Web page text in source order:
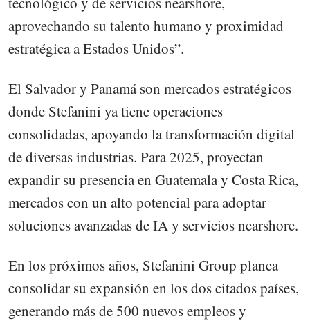
aprovechando su talento humano y proximidad
estratégica a Estados Unidos”.
El Salvador y Panamá son mercados estratégicos
donde Stefanini ya tiene operaciones
consolidadas, apoyando la transformación digital
de diversas industrias. Para 2025, proyectan
expandir su presencia en Guatemala y Costa Rica,
mercados con un alto potencial para adoptar
soluciones avanzadas de IA y servicios nearshore.
En los próximos años, Stefanini Group planea
consolidar su expansión en los dos citados países,
generando más de 500 nuevos empleos y